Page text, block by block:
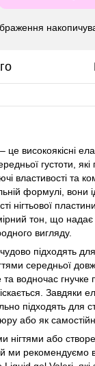
– це високоякісні
густоти, які
властивості та
формулі, вони
нігтьової
тон, що надає
вигляду.
чудово підходять
середньої
водночас гнучке
Завдяки
підходять для
або як
нігтями або
ми рекомендуємо